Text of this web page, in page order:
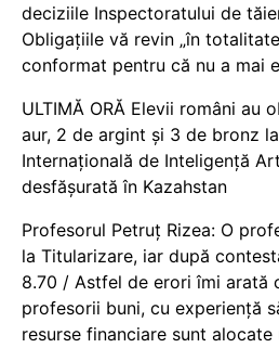
deciziile Inspectoratului de
Obligațiile vă revin „în
conformat pentru că nu a mai
ULTIMĂ ORĂ Elevii români au
aur, 2 de argint și 3 de bronz
Internațională de Inteligență
desfășurată în Kazahstan
Profesorul Petruț Rizea: O
la Titularizare, iar după
8.70 / Astfel de erori îmi arată
profesorii buni, cu experiență
resurse financiare sunt